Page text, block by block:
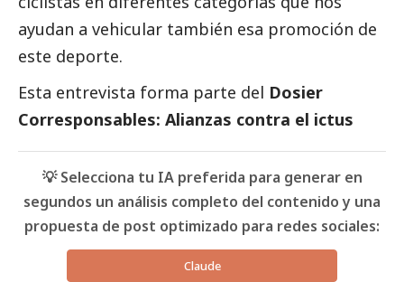
ayudan a vehicular también esa promoción de
este deporte.
Esta entrevista forma parte del Dosier
Corresponsables: Alianzas contra el ictus
💡 Selecciona tu IA preferida para generar en
segundos un análisis completo del contenido y una
propuesta de post optimizado para redes sociales:
Claude